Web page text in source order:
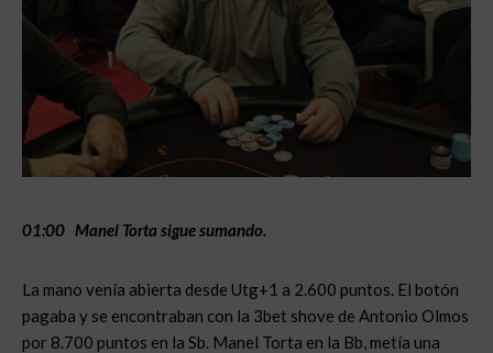
01:00 Manel Torta sigue sumando.
La mano venía abierta desde Utg+1 a 2.600 puntos. El botón
pagaba y se encontraban con la 3bet shove de Antonio Olmos
por 8.700 puntos en la Sb. Manel Torta en la Bb, metía una